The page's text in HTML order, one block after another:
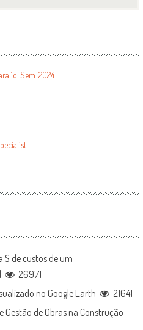
1o. Sem. 2024
S de custos de um
26971
no Google Earth
21641
Gestão de Obras na Construção